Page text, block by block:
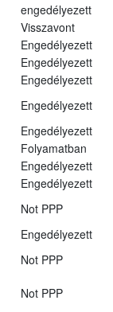
engedélyezett
Visszavont
Engedélyezett
Engedélyezett
Engedélyezett
Engedélyezett
Engedélyezett
Folyamatban
Engedélyezett
Engedélyezett
Not PPP
Engedélyezett
Not PPP
Not PPP